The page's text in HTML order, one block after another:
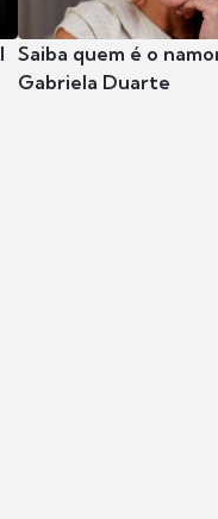
Saiba quem é o
Gabriela Duarte